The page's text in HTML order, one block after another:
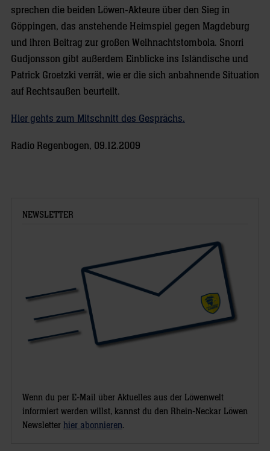
sprechen die beiden Löwen-Akteure über den Sieg in
Göppingen, das anstehende Heimspiel gegen Magdeburg
und ihren Beitrag zur großen Weihnachtstombola. Snorri
Gudjonsson gibt außerdem Einblicke ins Isländische und
Patrick Groetzki verrät, wie er die sich anbahnende Situation
auf Rechtsaußen beurteilt.
Hier gehts zum Mitschnitt des Gesprächs.
Radio Regenbogen, 09.12.2009
NEWSLETTER
Wenn du per E-Mail über Aktuelles aus der Löwenwelt
informiert werden willst, kannst du den Rhein-Neckar Löwen
Newsletter hier abonnieren.